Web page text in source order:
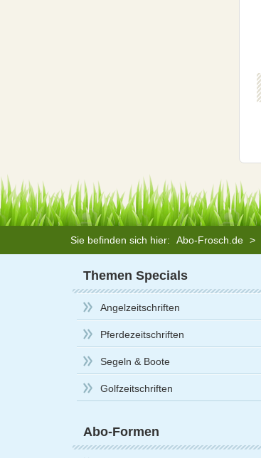
Sie befinden sich hier: Abo-Frosch.de >
Themen Specials
Angelzeitschriften
Pferdezeitschriften
Segeln & Boote
Golfzeitschriften
Abo-Formen